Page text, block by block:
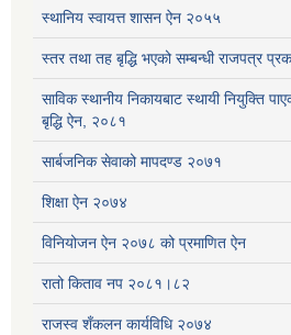
स्थानिय स्वायत्त शासन ऐन २०५५
स्तर तथा तह बृद्धि भएको सम्बन्धी राजपत्र
साविक स्थानीय निकायबाट स्थायी नियुक्ति
बृद्धि ऐन, २०८१
सार्बजनिक सेवाको मापदण्ड २०७१
शिक्षा ऐन २०७४
विनियोजन ऐन २०७८ को प्रमाणित ऐन
रातो किताव नप २०८१।८२
राजस्व शँकलन कार्यविधि २०७४